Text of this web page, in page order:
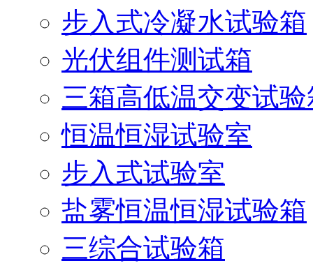
步入式冷凝水试验箱
光伏组件测试箱
三箱高低温交变试验
恒温恒湿试验室
步入式试验室
盐雾恒温恒湿试验箱
三综合试验箱